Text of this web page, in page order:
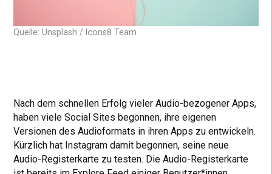
Quelle: Unsplash / Icons8 Team
Nach dem schnellen Erfolg vieler Audio-bezogener Apps,
haben viele Social Sites begonnen, ihre eigenen
Versionen des Audioformats in ihren Apps zu entwickeln.
Kürzlich hat Instagram damit begonnen, seine neue
Audio-Registerkarte zu testen. Die Audio-Registerkarte